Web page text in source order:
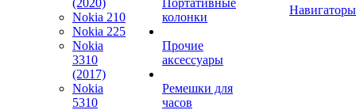
(2020)
Nokia 210
Nokia 225
Nokia
3310
(2017)
Nokia
5310
Портативные
колонки
Прочие
аксессуары
Ремешки для
часов
Навигаторы